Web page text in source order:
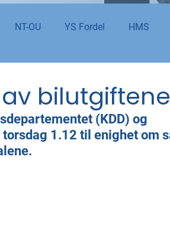
NT-OU YS Fordel HMS
Pensjon og seniorpolitikk
(KDD) og
1.12 til enighet om